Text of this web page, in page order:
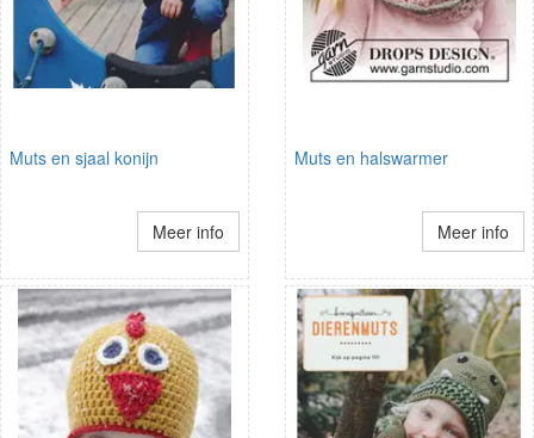
Muts en sjaal konijn
Meer info
Muts en halswarmer
Meer info